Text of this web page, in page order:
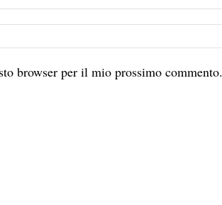
browser per il mio prossimo commento.